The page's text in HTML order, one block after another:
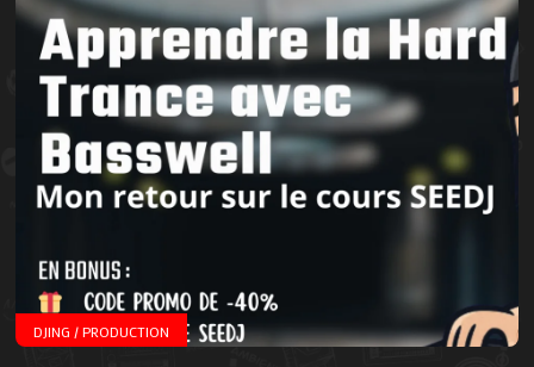
DJING / PRODUCTION